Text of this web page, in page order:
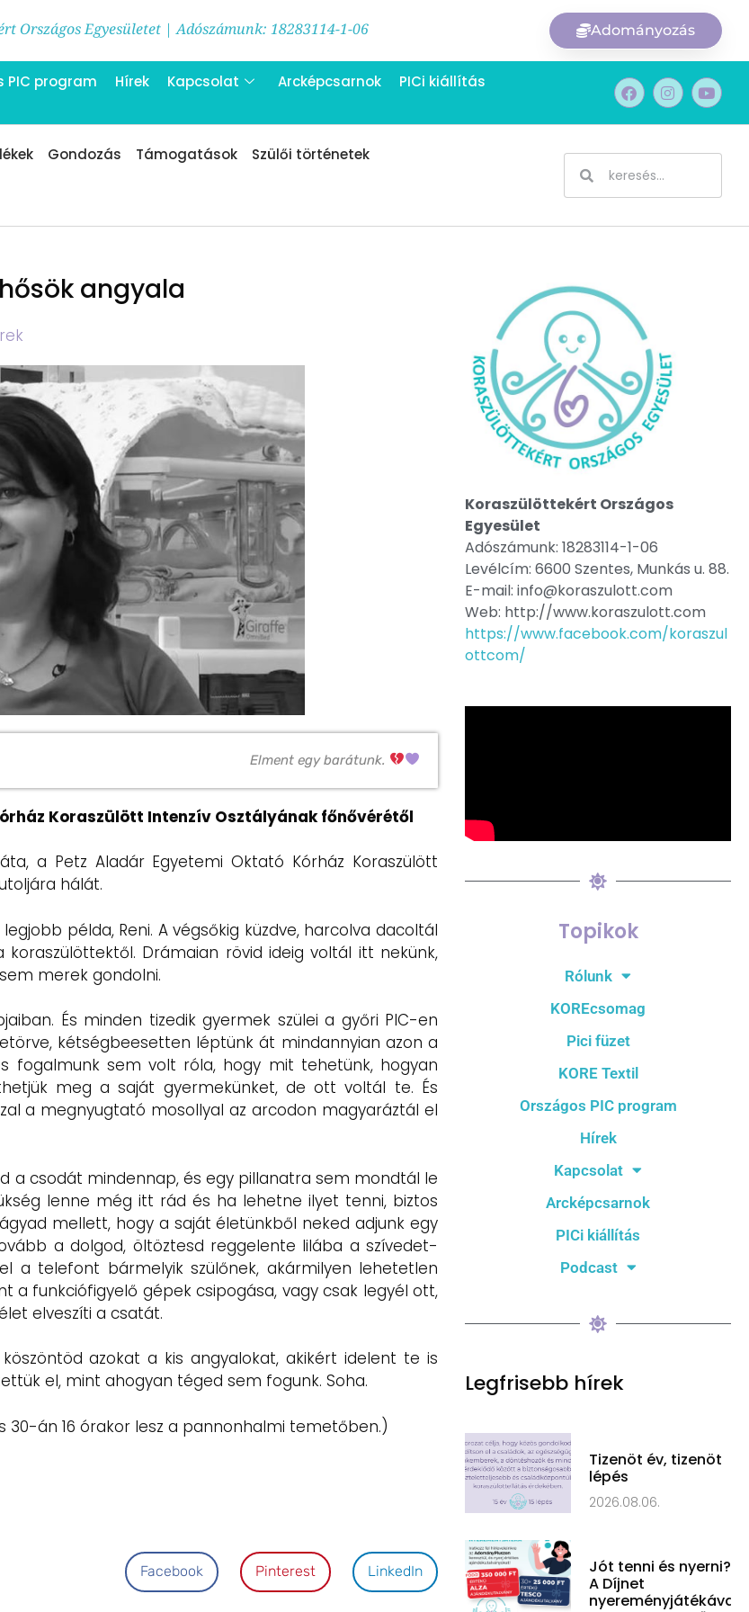
Országos Egyesületet | Adószámunk: 18283114-1-06 Adományozás
PIC program Hírek Kapcsolat Arcképcsarnok
PICi kiállítás
Gondozás Támogatások Szülői történetek
angyala
Elment egy barátunk.
Koraszülött Intenzív Osztályának főnővérétől
a Petz Aladár Egyetemi Oktató Kórház Koraszülött
hálát.
példa, Reni. A végsőkig küzdve, harcolva dacoltál
Drámaian rövid ideig voltál itt nekünk,
merek gondolni.
És minden tizedik gyermek szülei a győri PIC-en
kétségbeesetten léptünk át mindannyian azon a
fogalmunk sem volt róla, hogy mit tehetünk, hogyan
meg a saját gyermekünket, de ott voltál te. És
a megnyugtató mosollyal az arcodon magyaráztál el
a csodát mindennap, és egy pillanatra sem mondtál le
lenne még itt rád és ha lehetne ilyet tenni, biztos
mellett, hogy a saját életünkből neked adjunk egy
a dolgod, öltöztesd reggelente lilába a szívedet-
a telefont bármelyik szülőnek, akármilyen lehetetlen
a funkciófigyelő gépek csipogása, vagy csak legyél ott,
elveszíti a csatát.
azokat a kis angyalokat, akikért idelent te is
el, mint ahogyan téged sem fogunk. Soha.
30-án 16 órakor lesz a pannonhalmi temetőben.)
Facebook Pinterest LinkedIn
Koraszülöttekért Országos
Egyesület
Adószámunk: 18283114-1-06
Levélcím: 6600 Szentes, Munkás u. 88.
E-mail: info@koraszulott.com
Web: http://www.koraszulott.com
https://www.facebook.com/koraszul
ottcom/
Topikok
Rólunk
KOREcsomag
Pici füzet
KORE Textil
Országos PIC program
Hírek
Kapcsolat
Arcképcsarnok
PICi kiállítás
Podcast
Legfrisebb hírek
Tizenöt év, tizenöt
lépés
2026.08.06.
Jót tenni és nyerni?
A Díjnet
nyereményjátékával